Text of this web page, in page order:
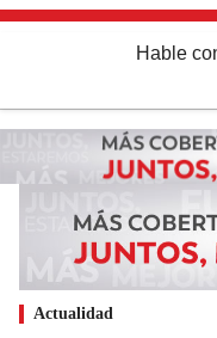
Hable
Actualidad